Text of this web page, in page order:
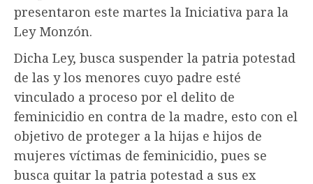
presentaron este martes la Iniciativa para la
Ley Monzón.
Dicha Ley, busca suspender la patria potestad
de las y los menores cuyo padre esté
vinculado a proceso por el delito de
feminicidio en contra de la madre, esto con el
objetivo de proteger a la hijas e hijos de
mujeres víctimas de feminicidio, pues se
busca quitar la patria potestad a sus ex